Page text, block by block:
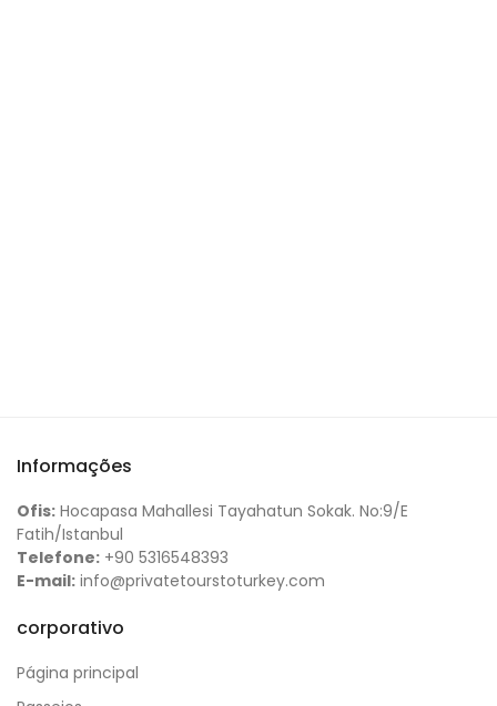
Informações
Ofis: Hocapasa Mahallesi Tayahatun Sokak. No:9/E
Fatih/Istanbul
Telefone: +90 5316548393
E-mail: info@privatetourstoturkey.com
corporativo
Página principal